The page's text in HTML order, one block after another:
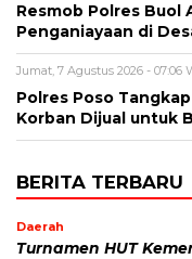
Resmob Polres Buol
Penganiayaan di
Jumat, 7 Agustus 2026 - 07:06
Polres Poso
Korban Dijual untuk
BERITA TERBARU
Daerah
Turnamen HUT